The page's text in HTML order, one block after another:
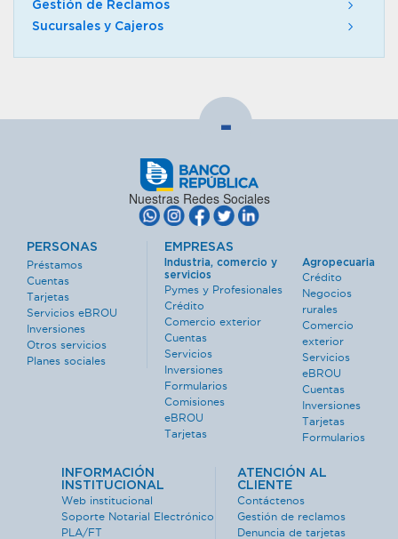
Gestión de Reclamos
Sucursales y Cajeros
-
Nuestras Redes Sociales
PERSONAS
Préstamos
Cuentas
Tarjetas
Servicios eBROU
Inversiones
Otros servicios
Planes sociales
EMPRESAS
Industria, comercio y
servicios
Pymes y Profesionales
Crédito
Comercio exterior
Cuentas
Servicios
Inversiones
Formularios
Comisiones
eBROU
Tarjetas
Agropecuaria
Crédito
Negocios
rurales
Comercio
exterior
Servicios
eBROU
Cuentas
Inversiones
Tarjetas
Formularios
INFORMACIÓN
INSTITUCIONAL
Web institucional
Soporte Notarial Electrónico
PLA/FT
ATENCIÓN AL
CLIENTE
Contáctenos
Gestión de reclamos
Denuncia de tarjetas